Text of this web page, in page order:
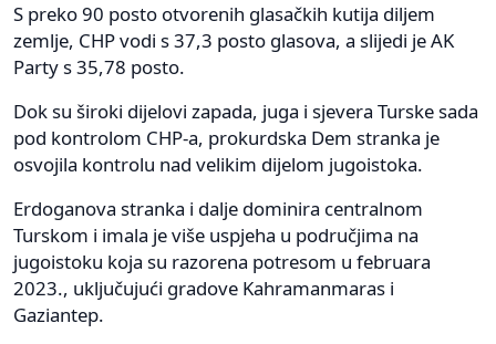
S preko 90 posto otvorenih glasačkih kutija diljem
zemlje, CHP vodi s 37,3 posto glasova, a slijedi je AK ​​
Party s 35,78 posto.
Dok su široki dijelovi zapada, juga i sjevera Turske sada
pod kontrolom CHP-a, prokurdska Dem stranka je
osvojila kontrolu nad velikim dijelom jugoistoka.
Erdoganova stranka i dalje dominira centralnom
Turskom i imala je više uspjeha u područjima na
jugoistoku koja su razorena potresom u februara
2023., uključujući gradove Kahramanmaras i
Gaziantep.